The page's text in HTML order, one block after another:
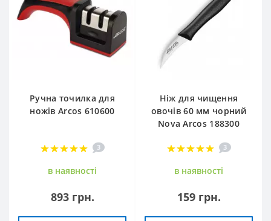
Ручна точилка для
ножів Arcos 610600
3
в наявностi
893 грн.
Ніж для чищення
овочів 60 мм чорний
Nova Arcos 188300
3
в наявностi
159 грн.